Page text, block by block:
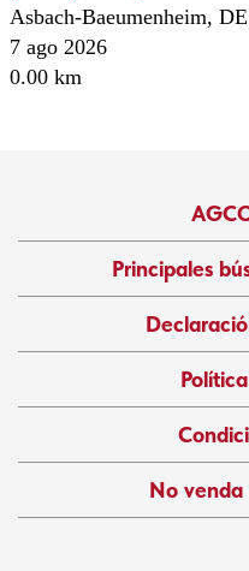
Asbach-Baeumenheim, DE
7 ago 2026
0.00 km
Principales
No